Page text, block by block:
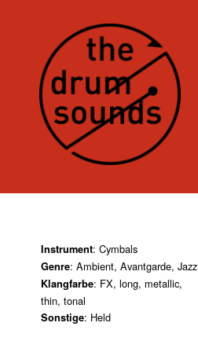
Instrument: Cymbals
Genre: Ambient, Avantgarde, Jazz
Klangfarbe: FX, long, metallic,
thin, tonal
Sonstige: Held